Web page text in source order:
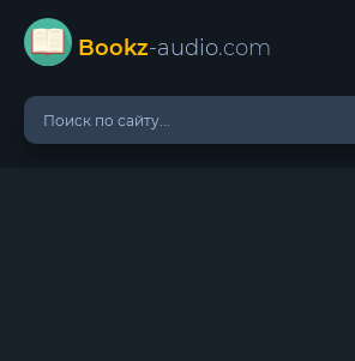
Bookz-audio.com